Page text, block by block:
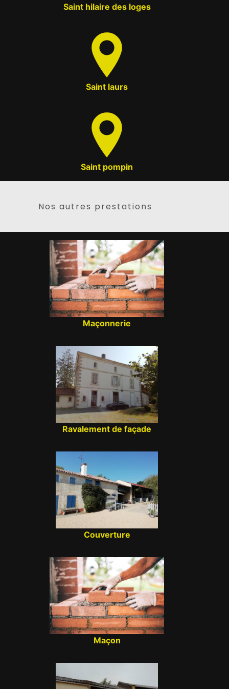
Saint hilaire des loges
Saint laurs
Saint pompin
Nos autres prestations
Maçonnerie
Ravalement de façade
Couverture
Maçon